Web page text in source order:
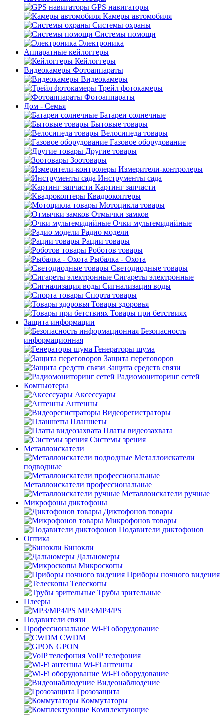
GPS навигаторы
Камеры автомобиля
Системы охраны
Системы помощи
Электроника
Аппаратные кейлоггеры
Кейлоггеры
Видеокамеры Фотоаппараты
Видеокамеры
Трейл фотокамеры
Фотоаппараты
Дом - Семья
Батареи солнечные
Бытовые товары
Велосипеда товары
Газовое оборудование
Другие товары
Зоотовары
Измерители-контролеры
Инструменты сада
Картинг запчасти
Квадрокоптеры
Мотоцикла товары
Отмычки замков
Очки мультемидийные
Радио модели
Рации товары
Роботов товары
Рыбалка - Охота
Светодиодные товары
Сигареты электронные
Сигнализация воды
Спорта товары
Товары здоровья
Товары при бетствиях
Защита информации
Безопасность
информационная
Генераторы шума
Защита переговоров
Защита средств связи
Радиомониторинг сетей
Компьютеры
Аксессуары
Антенны
Видеорегистраторы
Планшеты
Платы видеозахвата
Системы зрения
Металлоискатели
Металлоискатели
подводные
Металлоискатели профессиональные
Металлоискатели ручные
Микрофоны диктофоны
Диктофонов товары
Микрофонов товары
Подавители диктофонов
Оптика
Бинокли
Дальномеры
Микроскопы
Приборы ночного видения
Телескопы
Трубы зрительные
Плееры
MP3/MP4/PS
Подавители связи
Профессиональное Wi-Fi оборудование
CWDM
GPON
VoIP телефония
Wi-Fi антенны
Wi-Fi оборудование
Видеонаблюдение
Грозозащита
Коммутаторы
Комплектующие